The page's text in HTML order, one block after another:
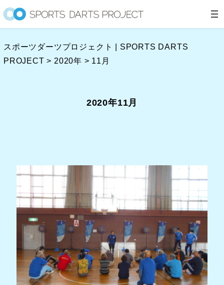
内
容
ス
キ
スポーツダーツプロジェクト | SPORTS DARTS
PROJECT > 2020年 > 11月
2020年11月